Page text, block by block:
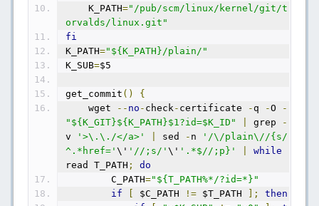
    K_PATH
="/pub/scm/linux/kernel/git/t
orvalds/linux.git"
fi
K_PATH="${K_PATH}/plain/"
K_SUB=$5
get_commit ()
{
    wget
-- no - check- certificate - q -O
-
"${K_GIT}${K_PATH}$1?id=$K_ID"
grep
-
v
'>\.\./</a>' sed - n
'/\/plain\//{s/
^.*href=' \' '//;s/' \' '.*$//;p}'
while
read T_PATH ;
do
        C_PATH
="${T_PATH%*/?id=*}"
if
$C_PATH != $T_PATH ];
then